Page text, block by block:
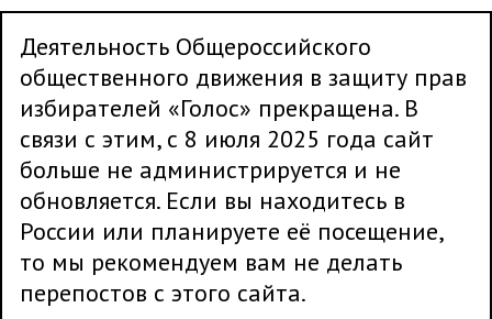
Деятельность Общероссийского
общественного движения в защиту прав
избирателей «Голос» прекращена. В
связи с этим, с 8 июля 2025 года сайт
больше не администрируется и не
обновляется. Если вы находитесь в
России или планируете её посещение,
то мы рекомендуем вам не делать
перепостов с этого сайта.